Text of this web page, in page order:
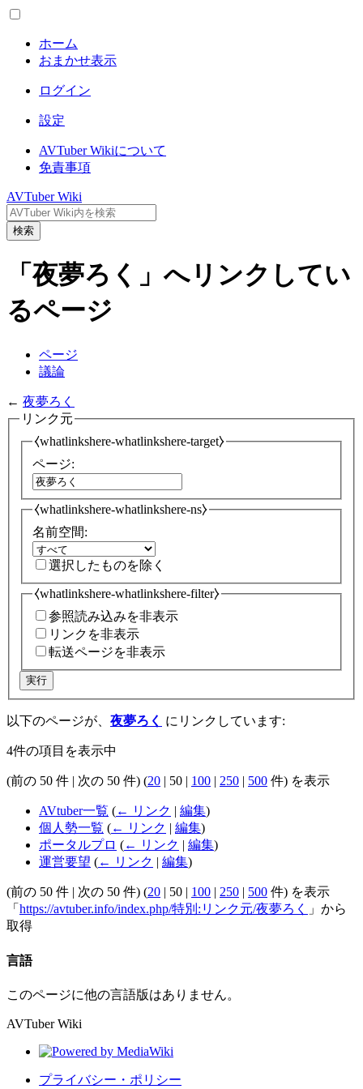
ホーム
おまかせ表示
ログイン
設定
AVTuber Wikiについて
免責事項
AVTuber Wiki
検索
「夜夢ろく」へリンクしてい
るページ
ページ
議論
← 夜夢ろく
リンク元
⧼whatlinkshere-whatlinkshere-target⧽
ページ:
⧼whatlinkshere-whatlinkshere-ns⧽
名前空間:
選択したものを除く
⧼whatlinkshere-whatlinkshere-filter⧽
参照読み込みを非表示
リンクを非表示
転送ページを非表示
実行
以下のページが、 夜夢ろく にリンクしています:
4件の項目を表示中
(前の 50 件 | 次の 50 件) (20 | 50 | 100 | 250 | 500 件) を表示
AVtuber一覧 (← リンク | 編集)
個人勢一覧 (← リンク | 編集)
ポータルプロ (← リンク | 編集)
運営要望 (← リンク | 編集)
(前の 50 件 | 次の 50 件) (20 | 50 | 100 | 250 | 500 件) を表示
「 https://avtuber.info/index.php/特別:リンク元/夜夢ろく
」から
取得
言語
このページに他の言語版はありません。
AVTuber Wiki
プライバシー・ポリシー